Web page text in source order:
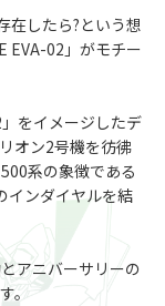
在したら?という想
EVA-02」がモチー
をイメージしたデ
オン2号機を彷彿
系の象徴である
インダイヤルを結
アニバーサリーの
。